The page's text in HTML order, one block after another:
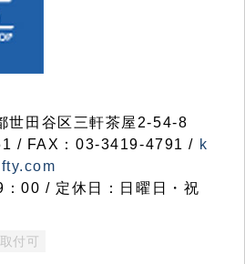
田谷区三軒茶屋2-54-8
/ FAX：03-3419-4791 / k
00 / 定休日：日曜日・祝
付可